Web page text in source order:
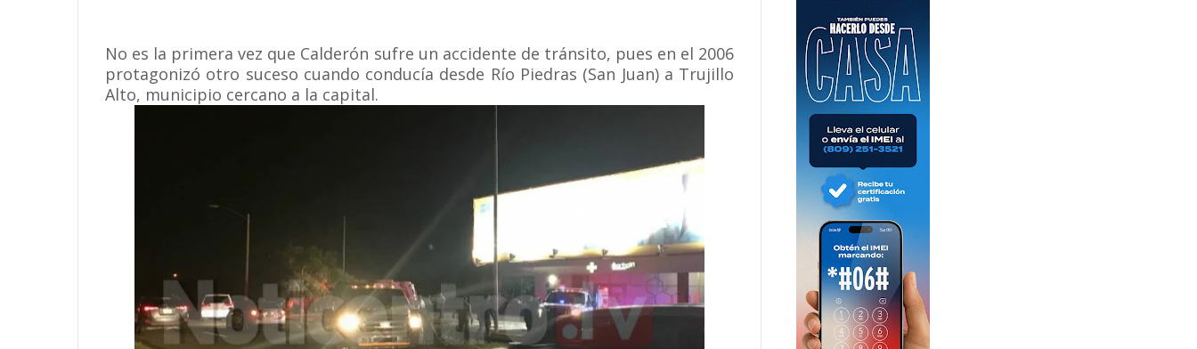
No es la primera vez que Calderón sufre un accidente de tránsito, pues en el 2006
protagonizó otro suceso cuando conducía desde Río Piedras (San Juan) a Trujillo
Alto, municipio cercano a la capital.